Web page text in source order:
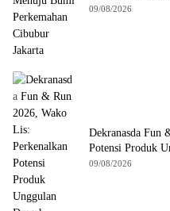
09/08/2026
Dekranasda Fun
Potensi Produk
09/08/2026